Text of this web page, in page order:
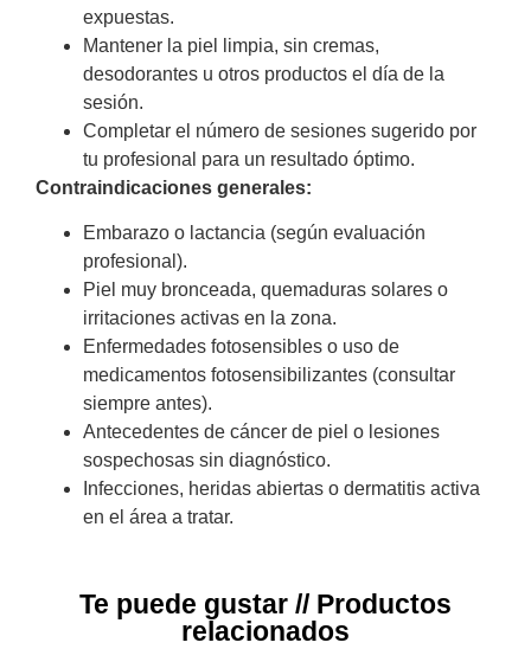
expuestas.
Mantener la piel limpia, sin cremas,
desodorantes u otros productos el día de la
sesión.
Completar el número de sesiones sugerido por
tu profesional para un resultado óptimo.
Contraindicaciones generales:
Embarazo o lactancia (según evaluación
profesional).
Piel muy bronceada, quemaduras solares o
irritaciones activas en la zona.
Enfermedades fotosensibles o uso de
medicamentos fotosensibilizantes (consultar
siempre antes).
Antecedentes de cáncer de piel o lesiones
sospechosas sin diagnóstico.
Infecciones, heridas abiertas o dermatitis activa
en el área a tratar.
Te puede gustar // Productos
relacionados